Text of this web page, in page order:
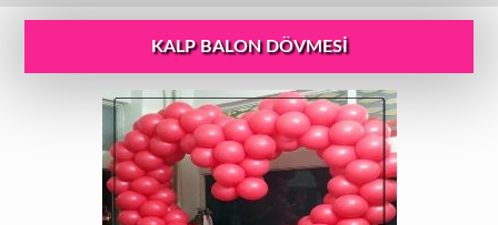
KALP BALON DÖVMESI